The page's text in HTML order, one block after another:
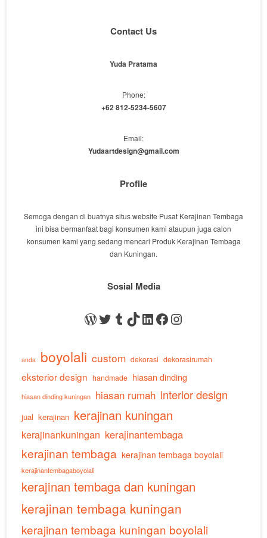
Contact Us
Yuda Pratama
Phone:
+62 812-5234-5607
Email:
Yudaartdesign@gmail.com
Profile
Semoga dengan di buatnya situs website Pusat Kerajinan Tembaga
ini bisa bermanfaat bagi konsumen kami ataupun juga calon
konsumen kami yang sedang mencari Produk Kerajinan Tembaga
dan Kuningan.
Sosial Media
WordPress
Twitter
Tumblr
TikTok
LinkedIn
Facebook
Instagram
anda boyolali custom dekorasi dekorasirumah
eksterior design handmade hiasan dinding
hiasan dinding kuningan hiasan rumah interior design
jual kerajinan kerajinan kuningan
kerajinankuningan kerajinantembaga
kerajinan tembaga kerajinan tembaga boyolali
kerajinantembagaboyolali
kerajinan tembaga dan kuningan
kerajinan tembaga kuningan
kerajinan tembaga kuningan boyolali